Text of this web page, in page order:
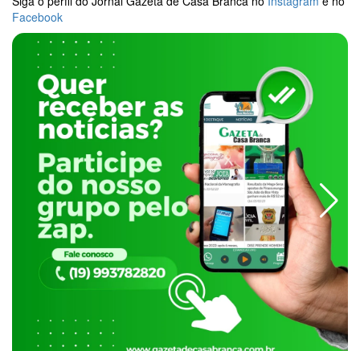
Facebook